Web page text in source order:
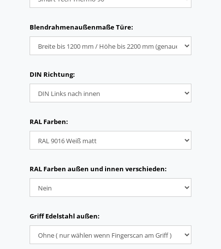
Blendrahmenaußenmaße Türe:
DIN Richtung:
RAL Farben:
RAL Farben außen und innen verschieden:
Griff Edelstahl außen: